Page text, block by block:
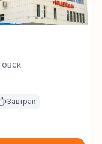
Завтрак